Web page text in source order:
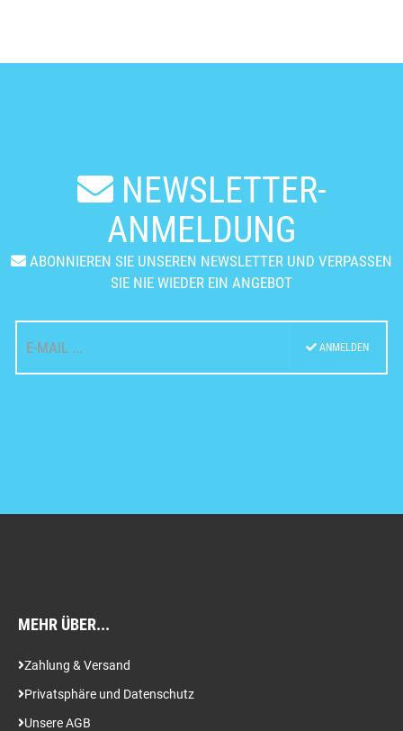
NEWSLETTER-
ANMELDUNG
ABONNIEREN SIE UNSEREN NEWSLETTER UND VERPASSEN
SIE NIE WIEDER EIN ANGEBOT
ANMELDEN
MEHR ÜBER...
Zahlung & Versand
Privatsphäre und Datenschutz
Unsere AGB